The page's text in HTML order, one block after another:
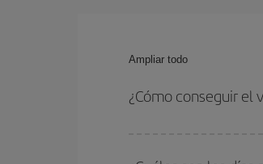
Ampliar todo
¿Cómo conseguir el
fechas y horarios de ida y